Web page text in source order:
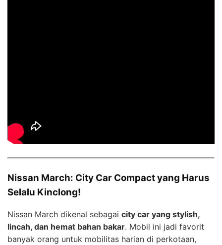
Nissan March: City Car Compact yang Harus
Selalu Kinclong!
Nissan March dikenal sebagai city car yang stylish,
lincah, dan hemat bahan bakar. Mobil ini jadi favorit
banyak orang untuk mobilitas harian di perkotaan,